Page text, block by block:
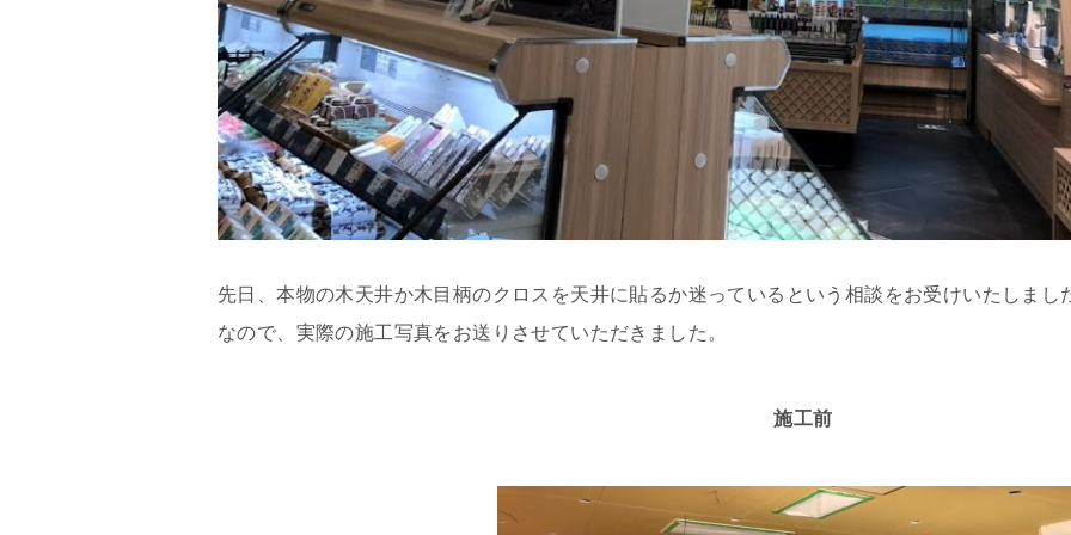
先日、本物の木天井か木目柄のクロスを天井に貼るか迷っているという相談をお受けいたしまし
なので、実際の施工写真をお送りさせていただきました。
施工前